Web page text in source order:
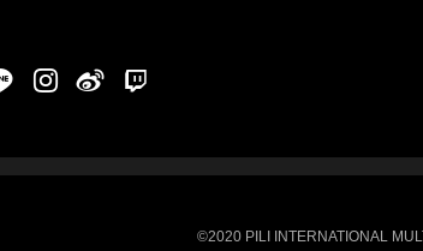
LINE Instgram新浪微博
©2020 PILI INTERNATIONAL